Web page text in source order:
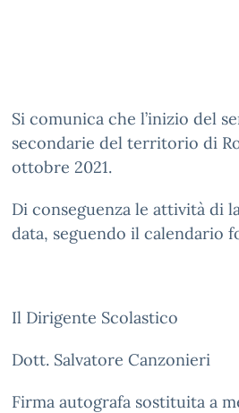
Si comunica che l’inizio del
secondarie del territorio di
ottobre 2021.
Di conseguenza le attività di
data, seguendo il calendario
Il Dirigente Scolastico
Dott. Salvatore Canzonieri
Firma autografa sostituita a